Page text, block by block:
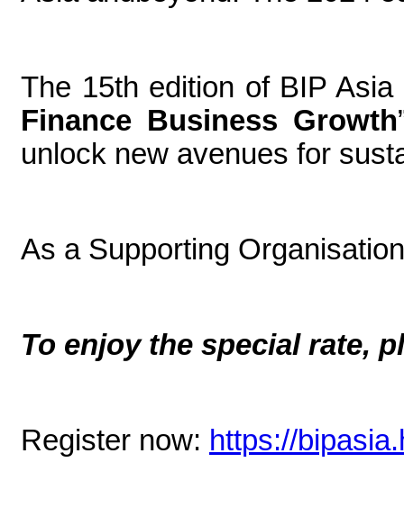
The 15th edition of BIP
Finance Business Growth
unlock new avenues for
As a Supporting
To enjoy the special rate,
Register now: https://